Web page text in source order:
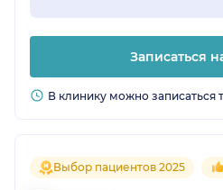
Записаться
В клинику можно записаться
Выбор пациентов 2025